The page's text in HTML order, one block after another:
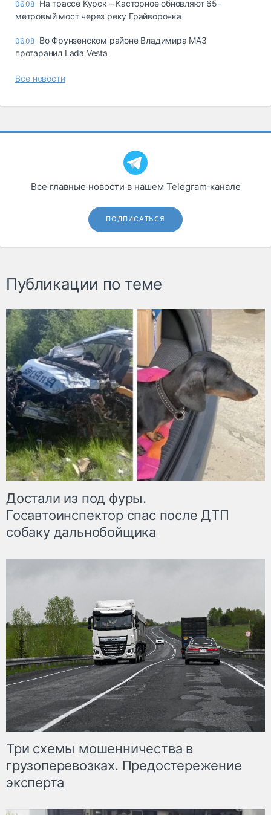
06.08 На трассе Курск – Касторное обновляют 65-
метровый мост через реку Грайворонка
06.08 Во Фрунзенском районе Владимира МАЗ
протаранил Lada Vesta
Все новости
Все главные новости в нашем Telegram‑канале
ПОДПИСАТЬСЯ
Публикации по теме
Достали из под фуры.
Госавтоинспектор спас после ДТП
собаку дальнобойщика
Три схемы мошенничества в
грузоперевозках. Предостережение
эксперта